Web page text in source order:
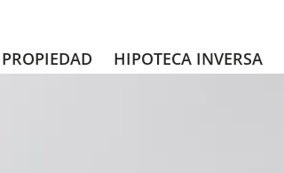
HIPOTECA INVERSA